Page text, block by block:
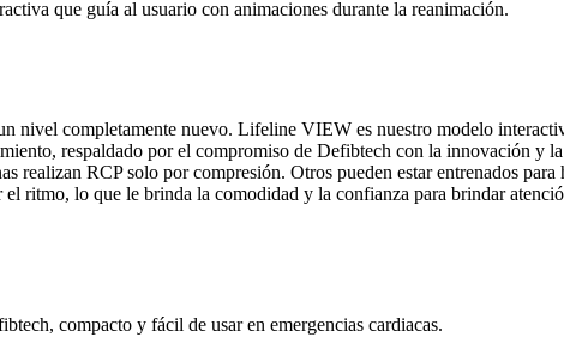
nivel completamente nuevo. Lifeline VIEW es nuestro modelo
respaldado por el compromiso de Defibtech con la innovación y
realizan RCP solo por compresión. Otros pueden estar entrenados
ritmo, lo que le brinda la comodidad y la confianza para brindar